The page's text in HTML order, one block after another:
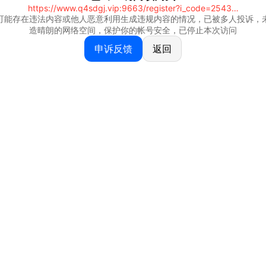
https://www.q4sdgj.vip:9663/register?i_code=25430844
能存在违法内容或他人恶意利用生成违规内容的情况，已被多人投诉，
造晴朗的网络空间，保护你的帐号安全，已停止本次访问
申诉反馈 返回